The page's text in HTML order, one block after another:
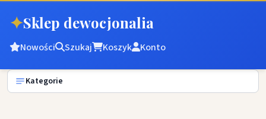
✦Sklep dewocjonalia
Nowości Szukaj Koszyk Konto
Kategorie